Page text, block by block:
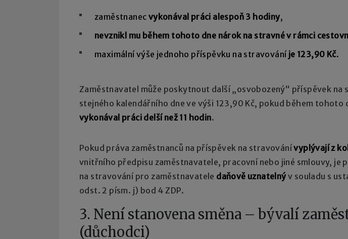
zaměstnanec vykonával práci alespoň 3 hodiny,
nevznikl mu během tohoto dne nárok na stravné v rámci
maximální výše jednoho příspěvku na stravování je 123,90 Kč.
Zaměstnavatel může poskytnout další „osvobozený“ příspěvek na
stejného kalendářního dne ve výši 123,90 Kč, pokud během tohoto
vykonával práci delší než 11 hodin.
Pokud práva zaměstnanců na příspěvek na stravovánívyplývají z
vnitřního předpisu zaměstnavatele, pracovní nebo jiné smlouvy, je
na stravování pro zaměstnavatele daňově uznatelnýv souladu s
odst. 2 písm. j) bod 4 ZDP.
3. Není stanovena směna – bývalí
(důchodci)